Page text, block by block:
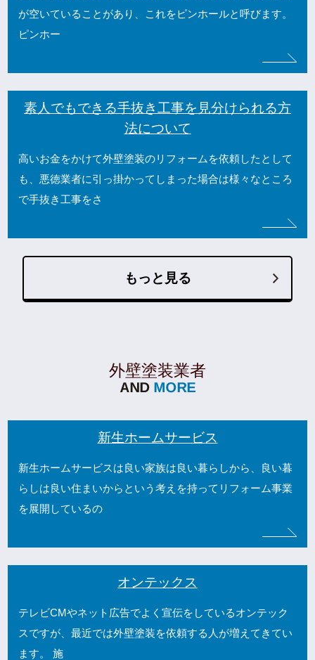
が空いていることがあり、これをピンホールと呼びます。
ピンホー
素人でもできる手抜き工事を見分けられる方
法について
高いお金をかけて外壁塗装のリフォームを依頼したとして
も、悪徳業者に引っ掛かってしまった場合は様々なところ
で手抜き工事をさ
もっと見る
外壁塗装業者
新生ホームサービス
新生ホームサービスは良い家族は良い暮らしから、良い暮
らしは良い住まいからという考えを持ってリフォーム事業
を展開しているの
オンテックス
テレビCMやネット広告でよく宣伝をしているオンテック
スですが、最近では外壁塗装を依頼する人が増えてきてい
ます。 施